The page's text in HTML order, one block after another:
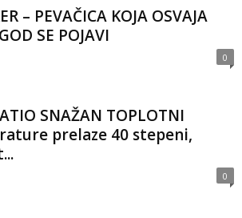
– PEVAČICA KOJA OSVAJA
SE POJAVI
0
SNAŽAN TOPLOTNI
prelaze 40 stepeni,
0